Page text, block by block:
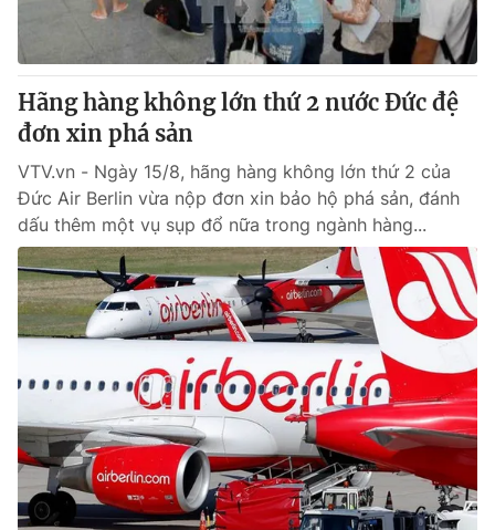
Hãng hàng không lớn thứ 2 nước Đức đệ
đơn xin phá sản
VTV.vn - Ngày 15/8, hãng hàng không lớn thứ 2 của
Đức Air Berlin vừa nộp đơn xin bảo hộ phá sản, đánh
dấu thêm một vụ sụp đổ nữa trong ngành hàng...